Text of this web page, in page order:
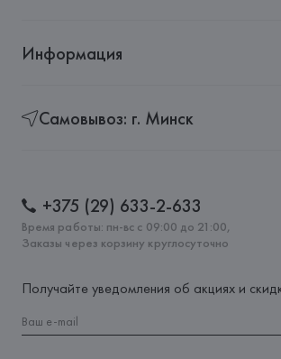
Информация
Самовывоз: г. Минск
+375 (29) 633-2-633
Время работы: пн-вс с 09:00 до 21:00,
Заказы через корзину круглосуточно
Получайте уведомления об акциях и